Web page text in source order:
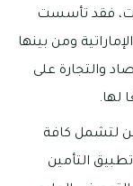
فقد تأسست
ومن بينها
والتجارة على
لها.
لتشمل كافة
التأمين